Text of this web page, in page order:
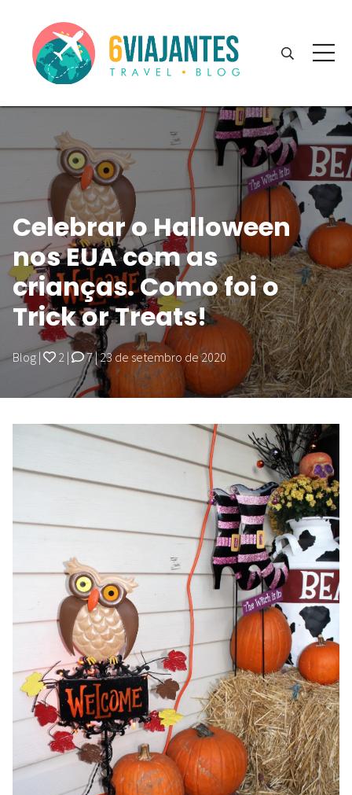
Celebrar o Halloween
nos EUA com as
crianças. Como foi o
Trick or Treats!
Blog | 2 | 7|23 de setembro de 2020